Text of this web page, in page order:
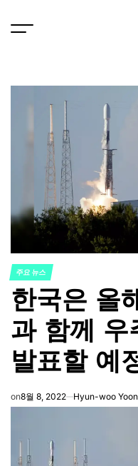
POSTED
IN
주요 뉴스
한국은 올
과 함께 우
발표할 예
on8월 8, 2022 Hyun-woo Yoon